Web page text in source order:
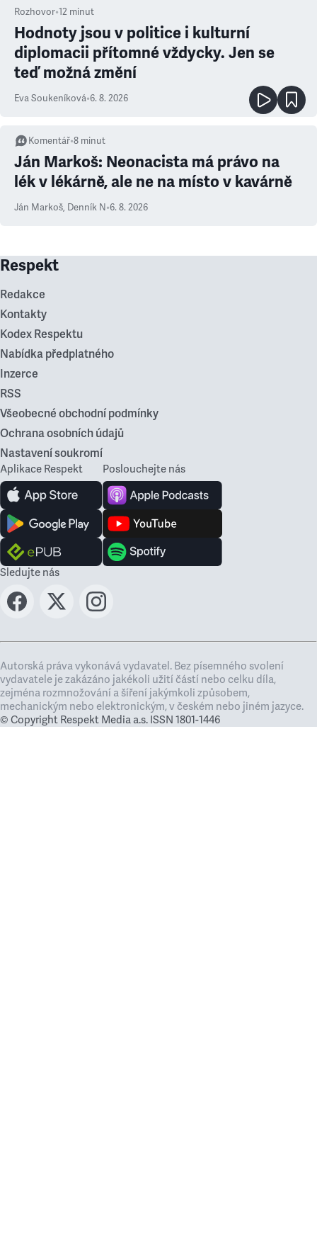
Rozhovor•12 minut
Hodnoty jsou v politice i kulturní
diplomacii přítomné vždycky. Jen se
teď možná změní
Eva Soukeníková•6. 8. 2026
Komentář•8 minut
Ján Markoš: Neonacista má právo na
lék v lékárně, ale ne na místo v kavárně
Ján Markoš, Denník N•6. 8. 2026
Respekt
Redakce
Kontakty
Kodex Respektu
Nabídka předplatného
Inzerce
RSS
Všeobecné obchodní podmínky
Ochrana osobních údajů
Nastavení soukromí
Aplikace Respekt Poslouchejte nás
Sledujte nás
Autorská práva vykonává vydavatel. Bez písemného svolení
vydavatele je zakázáno jakékoli užití částí nebo celku díla,
zejména rozmnožování a šíření jakýmkoli způsobem,
mechanickým nebo elektronickým, v českém nebo jiném jazyce.
© Copyright Respekt Media a.s. ISSN 1801-1446